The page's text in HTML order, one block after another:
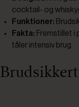
cocktail- og
Funktioner:
Fakta: Fremstillet i
tåler intensiv brug.